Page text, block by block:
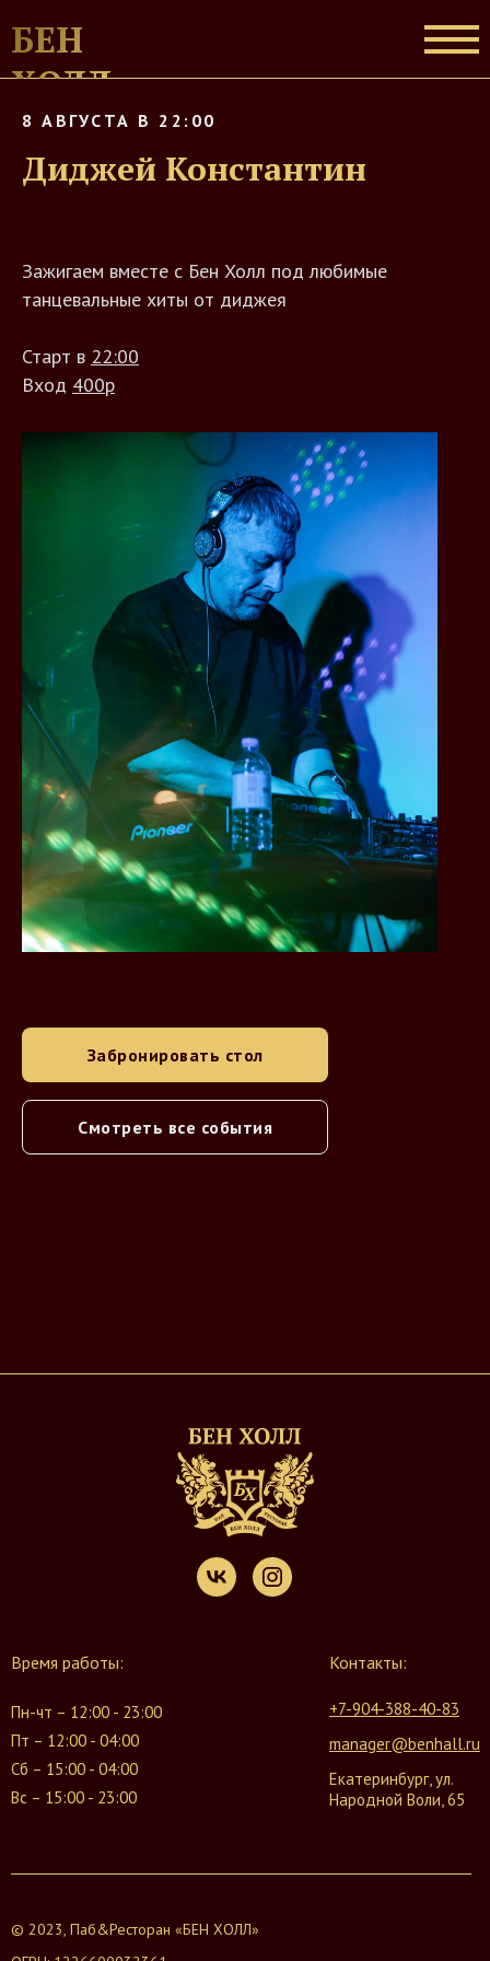
БЕН
ХОЛЛ
8 АВГУСТА В 22:00
Диджей Константин
Зажигаем вместе с Бен Холл под любимые
танцевальные хиты от диджея
Старт в 22:00
Вход 400р
Забронировать стол
Смотреть все события
© 2023, Паб&Ресторан «БЕН ХОЛЛ»
Время работы: Контакты:
Пн-чт – 12:00 - 23:00
Пт – 12:00 - 04:00
Сб – 15:00 - 04:00
Вс – 15:00 - 23:00
+7-904-388-40-83
manager@benhall.ru
Екатеринбург, ул.
Народной Воли, 65